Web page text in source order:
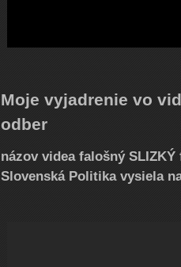
Moje vyjadrenie vo
odber
názov videa falošný
Slovenská Politika vysiela